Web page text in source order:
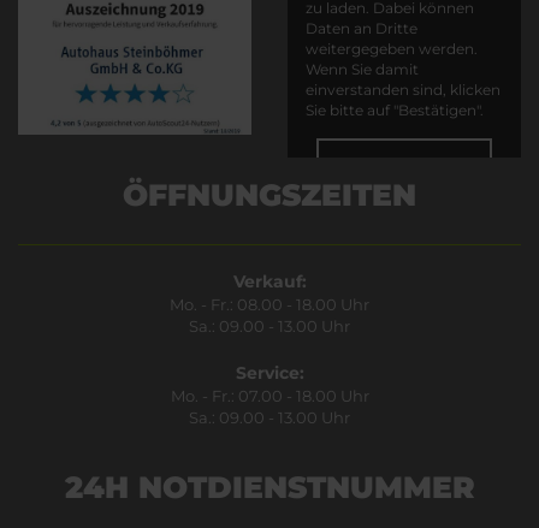
zu laden. Dabei können
Daten an Dritte
weitergegeben werden.
Wenn Sie damit
einverstanden sind, klicken
Sie bitte auf "Bestätigen".
ÖFFNUNGSZEITEN
Verkauf:
Mo. - Fr.: 08.00 - 18.00 Uhr
Sa.: 09.00 - 13.00 Uhr
Service:
Mo. - Fr.: 07.00 - 18.00 Uhr
Sa.: 09.00 - 13.00 Uhr
24H NOTDIENSTNUMMER